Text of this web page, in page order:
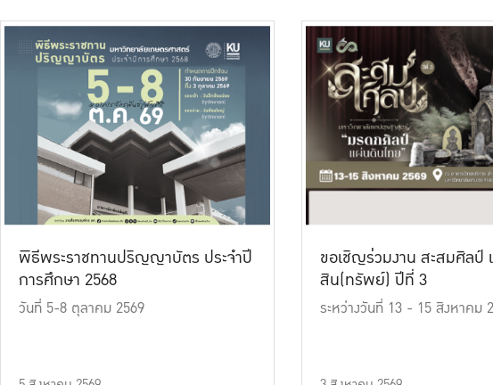
พิธีพระราชทานปริญญาบัตร ประจำปี
การศึกษา 2568
วันที่ 5-8 ตุลาคม 2569
ขอเชิญร่วมงาน สะสมศิลป์
สิน(ทรัพย์) ปีที่ 3
ระหว่างวันที่ 13 - 15 สิงหาคม